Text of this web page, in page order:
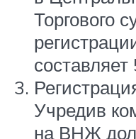
Торгового
Учредив
на ВНЖ